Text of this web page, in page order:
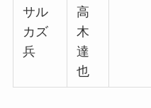
サル
カズ
兵
高
木
達
也